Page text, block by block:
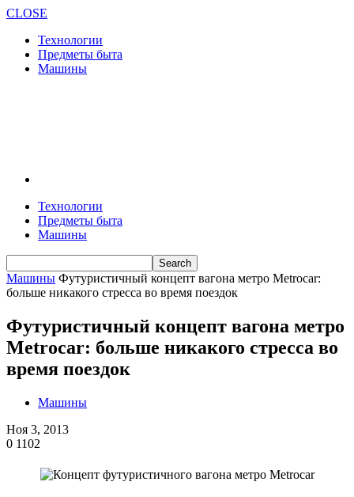
CLOSE
Технологии
Предметы быта
Машины
Технологии
Предметы быта
Машины
Машины Футуристичный концепт вагона метро Metrocar:
больше никакого стресса во время поездок
Футуристичный концепт вагона метро
Metrocar: больше никакого стресса во
время поездок
Машины
Ноя 3, 2013
0 1102